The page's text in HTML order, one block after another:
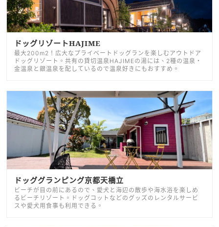
ドッグリゾートHAJIME
最大200m2！広大なプライベートドッグランを楽しむアウトドア
ドッグリゾート。共有の貸切温泉HAJIMEの湯には、2種の温泉・
金温泉と銀温泉を配しているので温泉好きにもおすすめ。
ドッググランピング京都天橋立
ビーチが目の前にあるので、愛犬と海辺の散歩や海水浴を楽しめ
るビーチリゾート。ドッグコットなどのグッズのレンタルサービ
スや愛犬用食事も利用できる。